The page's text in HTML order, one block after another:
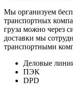
Мы организуем
транспортных
груза можно через
доставки мы
транспортными
Деловые
ПЭК
DPD